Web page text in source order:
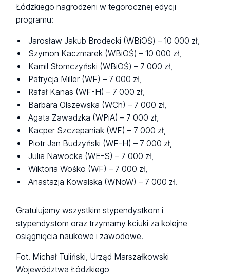
Łódzkiego nagrodzeni w tegorocznej edycji
programu:
Jarosław Jakub Brodecki (WBiOŚ)–10 000 zł,
Szymon Kaczmarek (WBiOŚ)–10 000 zł,
Kamil Słomczyński (WBiOŚ)– 7 000 zł,
Patrycja Miller (WF)– 7 000 zł,
Rafał Kanas (WF-H)– 7 000 zł,
Barbara Olszewska (WCh) – 7 000 zł,
Agata Zawadzka (WPiA) – 7 000 zł,
Kacper Szczepaniak (WF) – 7 000 zł,
Piotr Jan Budzyński (WF-H)– 7 000 zł,
Julia Nawocka (WE-S) – 7 000 zł,
Wiktoria Wośko (WF)– 7 000 zł,
Anastazja Kowalska (WNoW)– 7 000 zł.
Gratulujemy wszystkim stypendystkom i
stypendystom oraz trzymamy kciuki za kolejne
osiągnięcia naukowe i zawodowe!
Fot. Michał Tuliński, Urząd Marszałkowski
Województwa Łódzkiego